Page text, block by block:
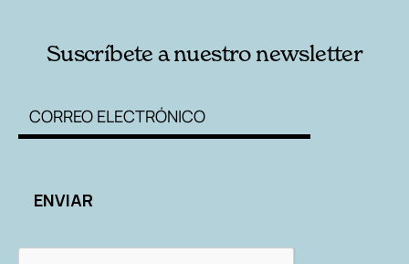
Suscríbete a nuestro newsletter